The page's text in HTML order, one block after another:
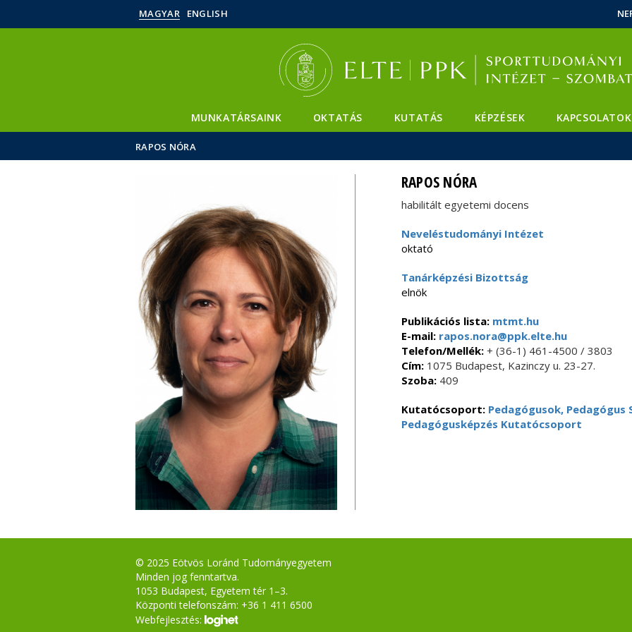
MAGYAR ENGLISH
MUNKATÁRSAINK OKTATÁS KUTATÁS KÉPZÉSEK KAPCSOLATOK
RAPOS NÓRA
RAPOS NÓRA
habilitált egyetemi docens
Neveléstudományi Intézet
oktató
Tanárképzési Bizottság
elnök
Publikációs lista: mtmt.hu
E-mail:rapos.nora@ppk.elte.hu
Telefon/Mellék:+ (36-1) 461-4500 / 3803
Cím:1075 Budapest, Kazinczy u. 23-27.
Szoba:409
Kutatócsoport: Pedagógusok, Pedagógus
Pedagógusképzés Kutatócsoport
© 2025 Eötvös Loránd Tudományegyetem
Minden jog fenntartva.
1053 Budapest, Egyetem tér 1–3.
Központi telefonszám: +36 1 411 6500
Webfejlesztés: